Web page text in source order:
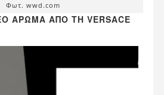
Φωτ. wwd.com
ΆΡΩΜΑ ΑΠΌ ΤΗ VERSACE